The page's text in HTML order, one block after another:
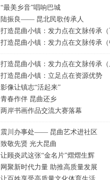
“最美乡音”唱响巴城
陆振良—— 昆北民歌传承人
打造昆曲小镇：发力点在文脉传承（
打造昆曲小镇：发力点在文脉传承（
打造昆曲小镇：发力点在文脉传承（
打造昆曲小镇：立足点在资源优势
影像让镇志“活起来”
青春作伴 昆曲还乡
两岸书画作品交流大赛落幕
震川办事处—— 昆曲艺术进社区
致敬先贤 光大昆曲
让顾炎武这张“金名片”熠熠生辉
网聚新时代力量 助推高质量发展